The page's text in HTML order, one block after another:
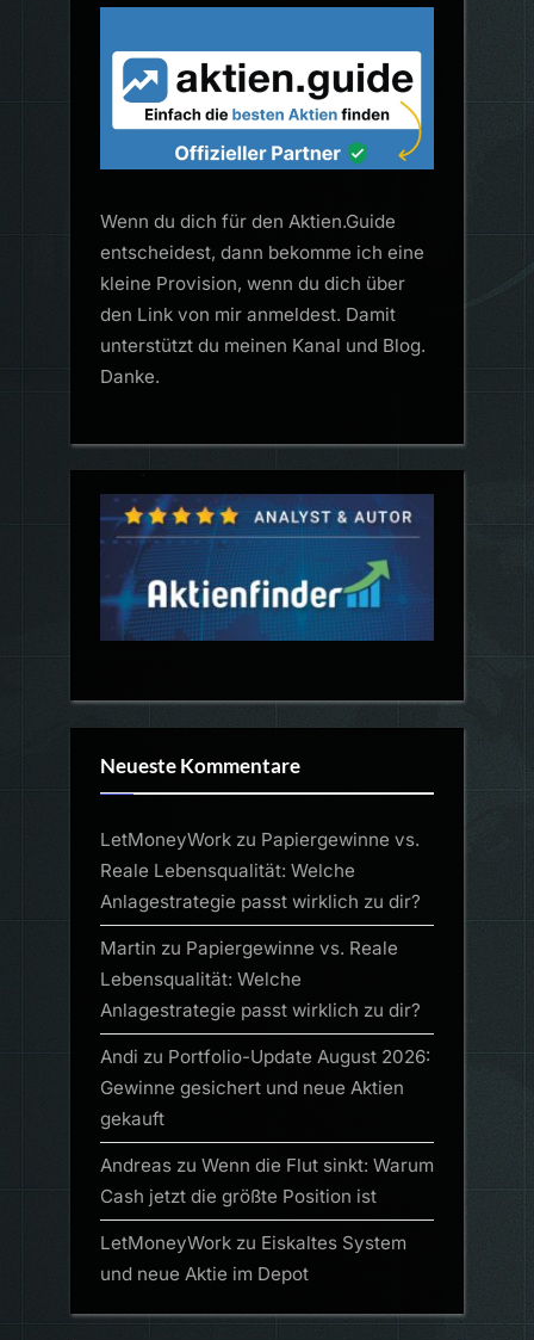
Wenn du dich für den Aktien.Guide
entscheidest, dann bekomme ich eine
kleine Provision, wenn du dich über
den Link von mir anmeldest. Damit
unterstützt du meinen Kanal und Blog.
Danke.
Neueste Kommentare
LetMoneyWork zu Papiergewinne vs.
Reale Lebensqualität: Welche
Anlagestrategie passt wirklich zu dir?
Martin zu Papiergewinne vs. Reale
Lebensqualität: Welche
Anlagestrategie passt wirklich zu dir?
Andi zu Portfolio-Update August 2026:
Gewinne gesichert und neue Aktien
gekauft
Andreas zu Wenn die Flut sinkt: Warum
Cash jetzt die größte Position ist
LetMoneyWork zu Eiskaltes System
und neue Aktie im Depot